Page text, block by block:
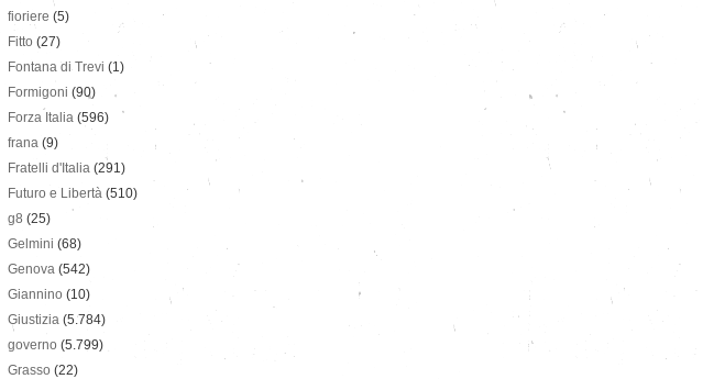
fioriere (5)
Fitto (27)
Fontana di Trevi (1)
Formigoni (90)
Forza Italia (596)
frana (9)
Fratelli d'Italia (291)
Futuro e Libertà (510)
g8 (25)
Gelmini (68)
Genova (542)
Giannino (10)
Giustizia (5.784)
governo (5.799)
Grasso (22)